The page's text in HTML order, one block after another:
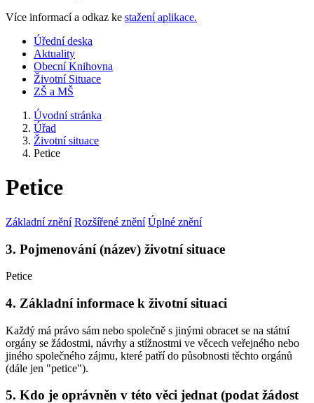
Více informací a odkaz ke stažení aplikace.
Úřední deska
Aktuality
Obecní Knihovna
Životní Situace
ZŠ a MŠ
Úvodní stránka
Úřad
Životní situace
Petice
Petice
Základní znění Rozšířené znění Úplné znění
3. Pojmenování (název) životní situace
Petice
4. Základní informace k životní situaci
Každý má právo sám nebo společně s jinými obracet se na státní
orgány se žádostmi, návrhy a stížnostmi ve věcech veřejného nebo
jiného společného zájmu, které patří do působnosti těchto orgánů
(dále jen "petice").
5. Kdo je oprávněn v této věci jednat (podat žádost